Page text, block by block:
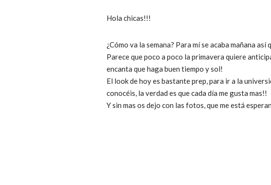
Hola chicas!!!
¿Cómo va la semana? Para mí se acaba mañana
Parece que poco a poco la primavera quiere
encanta que haga buen tiempo y sol!
El look de hoy es bastante prep, para ir a la
conocéis, la verdad es que cada día me gusta mas!!
Y sin mas os dejo con las fotos, que me está